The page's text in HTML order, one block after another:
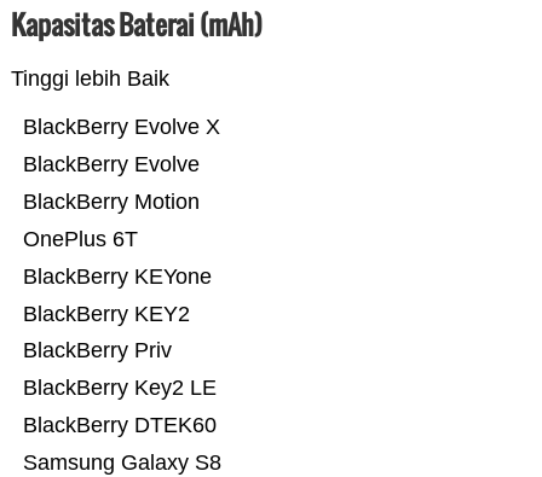
Kapasitas Baterai (mAh)
Tinggi lebih Baik
Samsung Galaxy S8
BlackBerry DTEK60
BlackBerry Key2 LE
BlackBerry Priv
BlackBerry KEY2
BlackBerry KEYone
OnePlus 6T
BlackBerry Motion
BlackBerry Evolve
BlackBerry Evolve X